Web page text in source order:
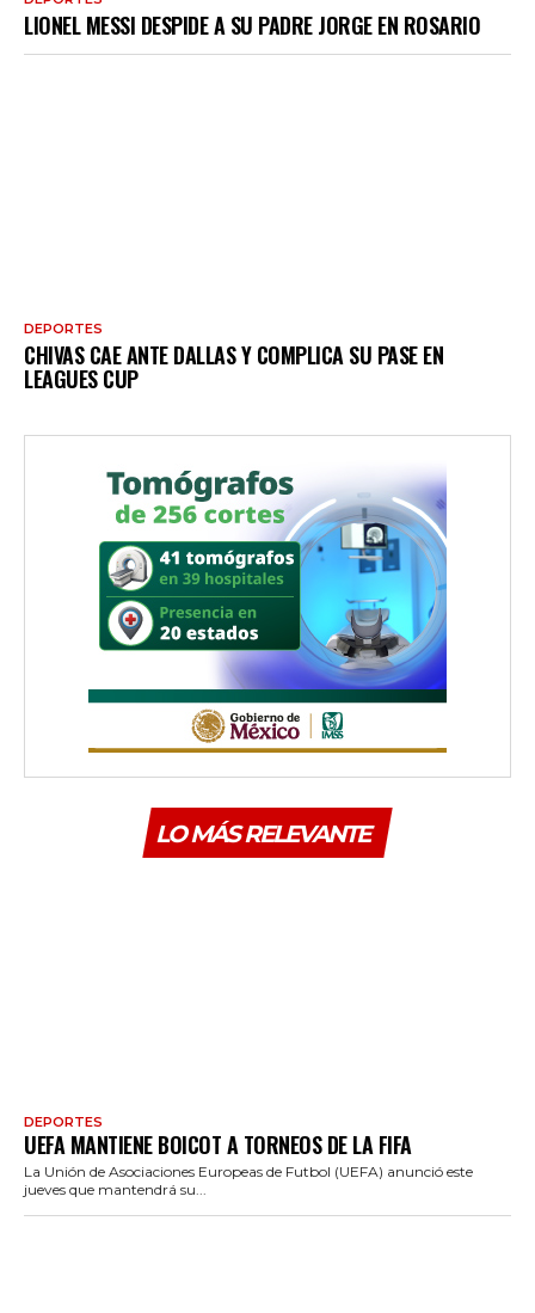
LIONEL MESSI DESPIDE A SU PADRE JORGE EN ROSARIO
DEPORTES
CHIVAS CAE ANTE DALLAS Y COMPLICA SU PASE EN
LEAGUES CUP
LO MÁS RELEVANTE
DEPORTES
UEFA MANTIENE BOICOT A TORNEOS DE LA FIFA
La Unión de Asociaciones Europeas de Futbol (UEFA) anunció este
jueves que mantendrá su...